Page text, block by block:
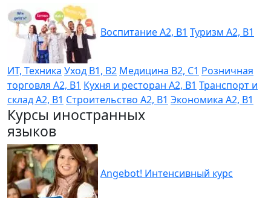
Воспитание A2, B1 Туризм A2, B1
ИТ, Техника Уход B1, B2 Медицина B2, C1 Розничная
торговля A2, B1 Кухня и ресторан A2, B1 Транспорт и
склад A2, B1 Строительство A2, B1 Экономика A2, B1
Курсы иностранных
языков
Angebot! Интенсивный курс